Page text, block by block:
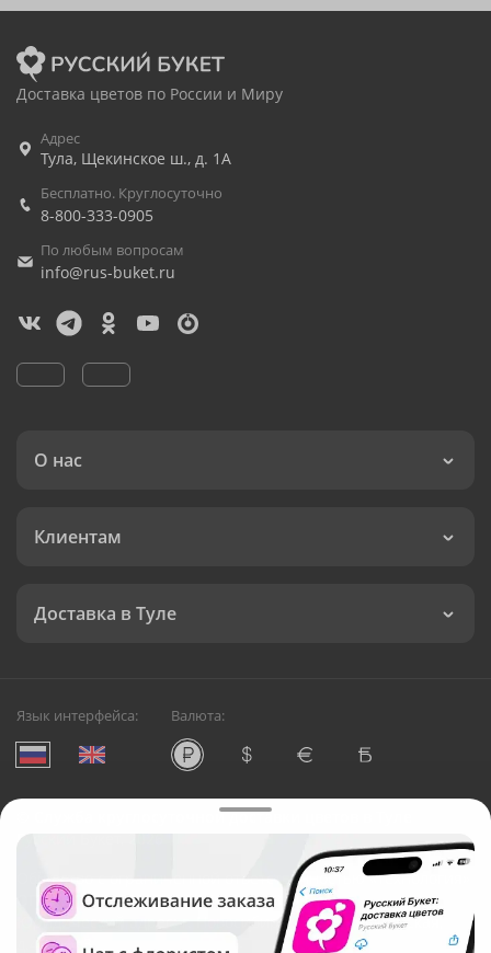
Доставка цветов по России и Миру
Адрес
Тула, Щекинское ш., д. 1А
Бесплатно. Круглосуточно
8-800-333-0905
По любым вопросам
info@rus-buket.ru
О нас
Клиентам
Доставка в Туле
Язык интерфейса: Валюта:
Служба круглосуточной доставки цветов в Туле
Русский Букет, 2026
Общество с ограниченной ответственностью «Технология»
ОГРН: 1195476081745, ИНН: 5410081997
Юридический адрес: г. Новосибирск, ул. Ипподромская,
д.42, оф. 3